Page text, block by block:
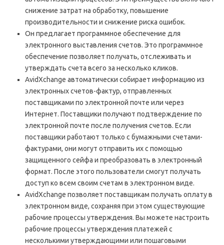
снижение затрат на обработку, повышение
производительности и снижение риска ошибок.
Он предлагает программное обеспечение для
электронного выставления счетов. Это программное
обеспечение позволяет получать, отслеживать и
утверждать счета всего за несколько кликов.
AvidXchange автоматически собирает информацию из
электронных счетов-фактур, отправленных
поставщиками по электронной почте или через
Интернет. Поставщики получают подтверждение по
электронной почте после получения счетов. Если
поставщики работают только с бумажными счетами-
фактурами, они могут отправить их с помощью
защищенного сейфа и преобразовать в электронный
формат. После этого пользователи смогут получать
доступ ко всем своим счетам в электронном виде.
AvidXchange позволяет поставщикам получать оплату в
электронном виде, сохраняя при этом существующие
рабочие процессы утверждения. Вы можете настроить
рабочие процессы утверждения платежей с
несколькими утверждающими или пошаговыми